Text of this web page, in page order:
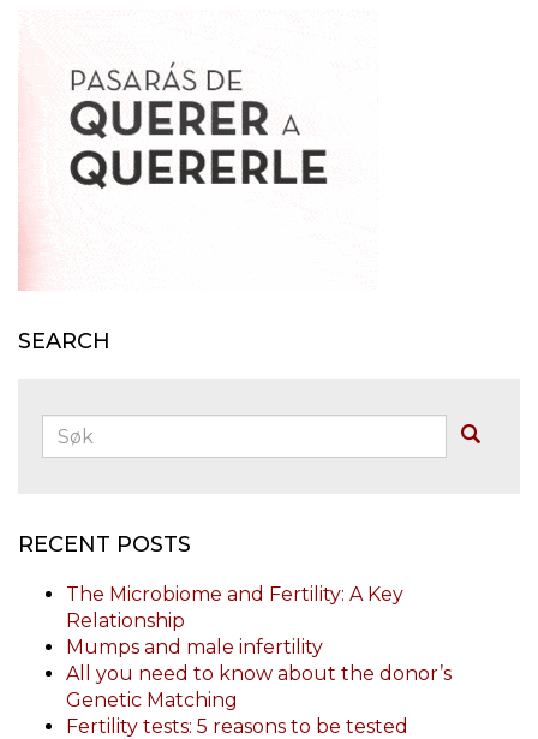
SEARCH
Søk:
RECENT POSTS
The Microbiome and Fertility: A Key
Relationship
Mumps and male infertility
All you need to know about the donor’s
Genetic Matching
Fertility tests: 5 reasons to be tested